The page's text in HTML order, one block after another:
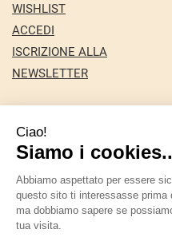
WISHLIST
ACCEDI
ISCRIZIONE ALLA
NEWSLETTER
Farmacia Nuova
Giuseppina Fortini - Via
marforti@tin.it|Tel.: